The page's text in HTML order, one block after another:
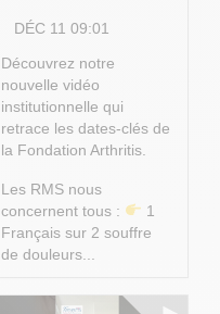
DÉC 11 09:01
Découvrez notre
nouvelle vidéo
institutionnelle qui
retrace les dates-clés de
la Fondation Arthritis.
Les RMS nous
concernent tous :
1
Français sur 2 souffre
de douleurs...